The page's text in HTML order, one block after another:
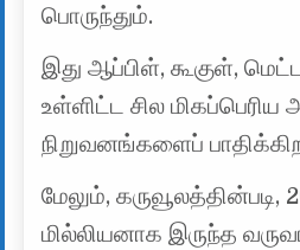
பொருந்தும்.
இது ஆப்பிள், கூகுள்,
உள்ளிட்ட சில மிகப்பெரிய
நிறுவனங்களைப்
மேலும், கருவூலத்தின்படி,
மில்லியனாக இருந்த